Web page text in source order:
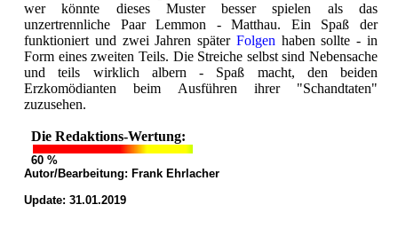
wer könnte dieses Muster besser spielen als das
unzertrennliche Paar Lemmon - Matthau. Ein Spaß der
funktioniert und zwei Jahren später Folgen haben sollte - in
Form eines zweiten Teils. Die Streiche selbst sind Nebensache
und teils wirklich albern - Spaß macht, den beiden
Erzkomödianten beim Ausführen ihrer "Schandtaten"
zuzusehen.
Die Redaktions-Wertung:
60 %
Autor/Bearbeitung: Frank Ehrlacher
Update: 31.01.2019